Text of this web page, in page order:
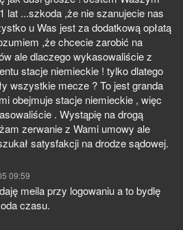
lat ...szkoda ,że nie szanujecie nas
u Was jest za dodatkową opłatą
,że chcecie zarobić na
ale dlaczego wykasowaliście z
stacje niemieckie ! tylko dlatego
wszystkie mecze ? To jest granda
obejmuje stacje niemieckie , więc
. Wystąpię na drogą
zerwanie z Wami umowy ale
satysfakcji na drodze sądowej.
09:59
meila przy logowaniu a to bydlę
czasu.